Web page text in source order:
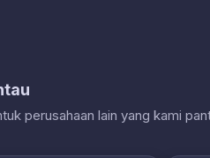
perusahaan lain yang kami